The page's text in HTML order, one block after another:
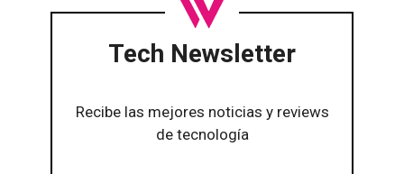
Tech Newsletter
Recibe las mejores noticias y reviews
de tecnología